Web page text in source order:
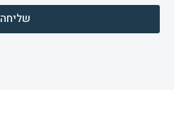
שליחה